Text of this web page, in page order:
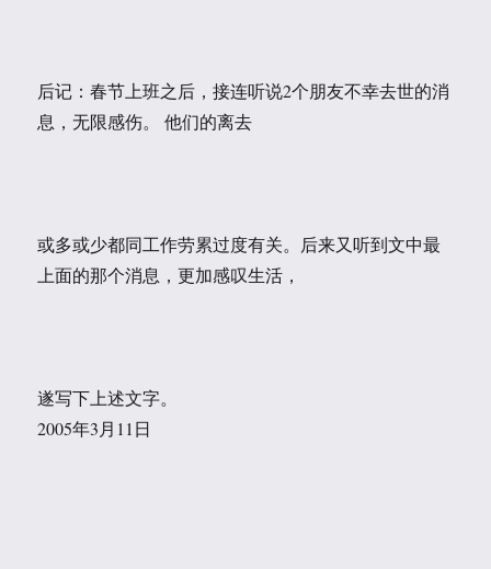
后记：春节上班之后，接连听说2个朋友不幸去世的消
息，无限感伤。 他们的离去
或多或少都同工作劳累过度有关。后来又听到文中最
上面的那个消息，更加感叹生活，
遂写下上述文字。
2005年3月11日